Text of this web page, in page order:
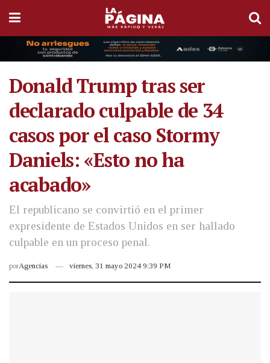
Donald Trump tras ser
declarado culpable de 34
casos por el caso Stormy
Daniels: «Esto no ha
acabado»
El republicano se convirtió en el primer
expresidente de Estados Unidos en ser hallado
culpable en un proceso penal.
porAgencias viernes, 31 mayo 2024 9:39 PM